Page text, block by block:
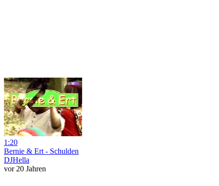
1:20
Bernie & Ert - Schulden
DJHella
vor 20 Jahren